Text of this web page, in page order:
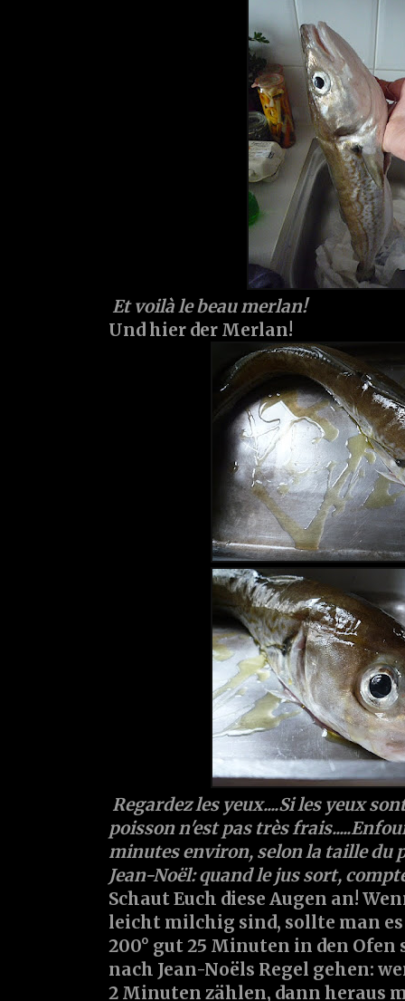
Et voilà le beau merlan!
Und hier der Merlan!
Regardez les yeux....Si les yeux
poisson n'est pas très
minutes environ, selon la taille du
Jean-Noël: quand le jus sort,
Schaut Euch diese Augen an!
leicht milchig sind, sollte man es
200° gut 25 Minuten in den Ofen
nach Jean-Noëls Regel gehen:
2 Minuten zählen, dann heraus